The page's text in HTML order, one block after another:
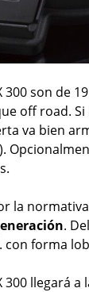
300 son de
off road.
va bien
la
.
con forma
300 llegará